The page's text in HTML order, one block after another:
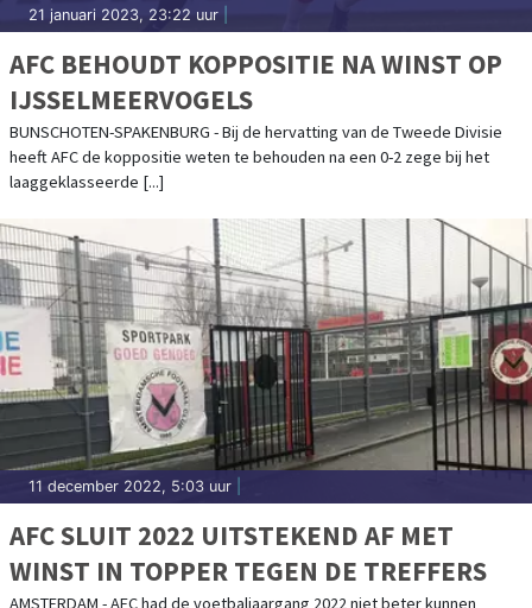
21 januari 2023, 23:22 uur
AFC BEHOUDT KOPPOSITIE NA WINST OP
IJSSELMEERVOGELS
BUNSCHOTEN-SPAKENBURG - Bij de hervatting van de Tweede Divisie
heeft AFC de koppositie weten te behouden na een 0-2 zege bij het
laaggeklasseerde [...]
11 december 2022, 5:03 uur
AFC SLUIT 2022 UITSTEKEND AF MET
WINST IN TOPPER TEGEN DE TREFFERS
AMSTERDAM - AFC had de voetbaljaargang 2022 niet beter kunnen